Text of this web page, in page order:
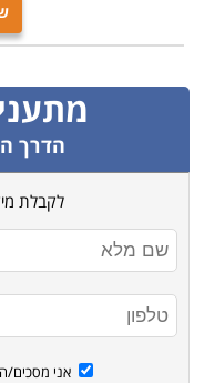
הדרך
לקבלת
אני מסכים/ה